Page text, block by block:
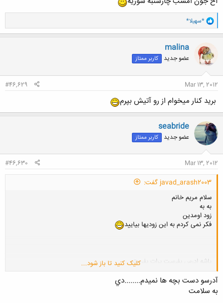
و
ا
ک
ن
ش
ه
ا
*سهیلا*
malina
عضو جدید کاربر ممتاز
Mar 13, 2012
#46,629
برید کنار میخوام از رو آتیش بپرم
seabride
عضو جدید کاربر ممتاز
Mar 13, 2012
#46,630
javad_arash2003 گفت:
سلام مریم خانم
به به
زود اومدین
فکر نمی کردم به این زودیها بیایید
باشه ادرس بفرست برات بفرستم
ممنون مسعود جون
*************
کلیک کنید تا باز شود...
آدرسو دست بچه ها نميدم........دي
به سلامت